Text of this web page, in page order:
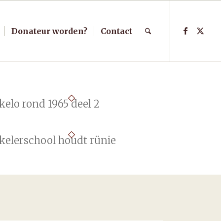
Donateur worden? Contact
rond 1965 deel 2
houdt rünie